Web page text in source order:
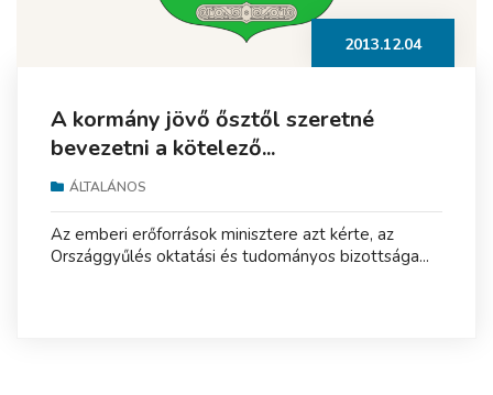
2013.12.04
A kormány jövő ősztől szeretné
bevezetni a kötelező...
ÁLTALÁNOS
Az emberi erőforrások minisztere azt kérte, az
Országgyűlés oktatási és tudományos bizottsága...